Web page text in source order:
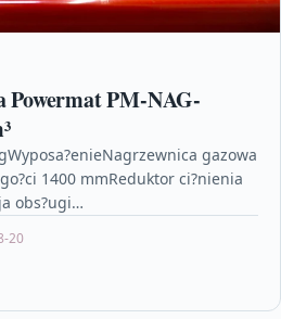
Powermat PM-NAG-
gazowa
1400 mmReduktor ci?nienia
obs?ugi
20